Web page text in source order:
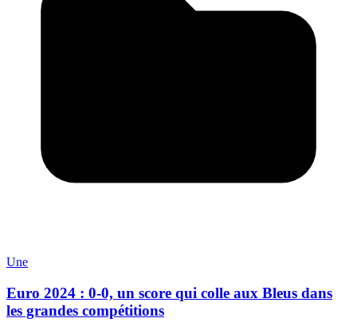
Une
Euro 2024 : 0-0, un score qui colle aux Bleus dans
les grandes compétitions